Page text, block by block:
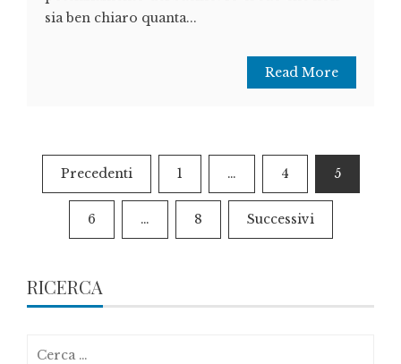
sia ben chiaro quanta...
Read More
Paginazione
degli
articoli
Precedenti 1 … 4 5
6 … 8 Successivi
RICERCA